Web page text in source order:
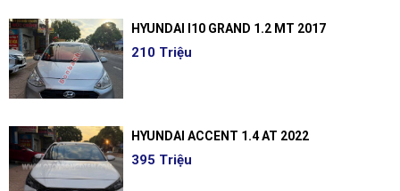
HYUNDAI I10 GRAND 1.2 MT 2017
210 Triệu
HYUNDAI ACCENT 1.4 AT 2022
395 Triệu